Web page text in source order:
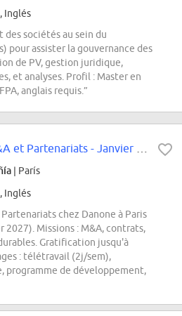
Inglés
des sociétés au sein du
pour assister la gouvernance des
de PV, gestion juridique,
et analyses. Profil : Master en
anglais requis.”
| París
Inglés
chez Danone à Paris
2027). Missions : M&A, contrats,
Gratification jusqu'à
: télétravail (2j/sem),
programme de développement,